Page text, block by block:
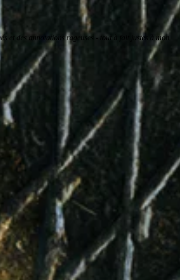
et des annotations rageuses - tout à fait justes à mon